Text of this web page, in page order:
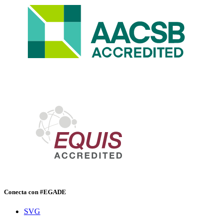
Conecta con #EGADE
SVG